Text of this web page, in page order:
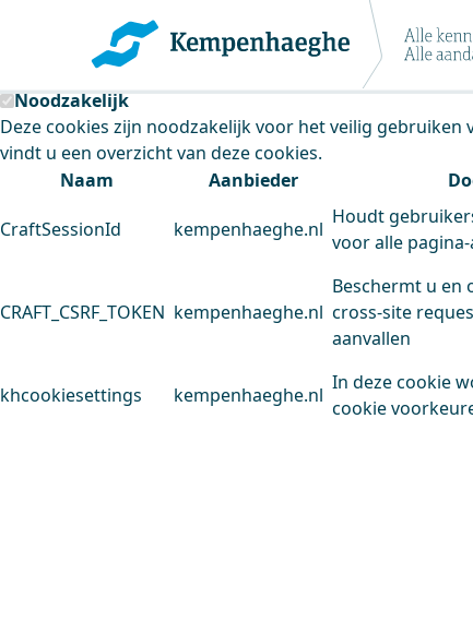
Kempenhaeghe maakt gebruik van
Deze site plaatst cookies. Dit doen we om het gebruik
Noodzakelijk
Deze cookies zijn noodzakelijk voor het veilig gebruiken
vindt u een overzicht van deze cookies.
Naam
Aanbieder
CraftSessionId kempenhaeghe.nl
Houdt
voor alle
CRAFT_CSRF_TOKEN kempenhaeghe.nl
Beschermt u en
cross-site
aanvallen
khcookiesettings kempenhaeghe.nl
In deze cookie
cookie